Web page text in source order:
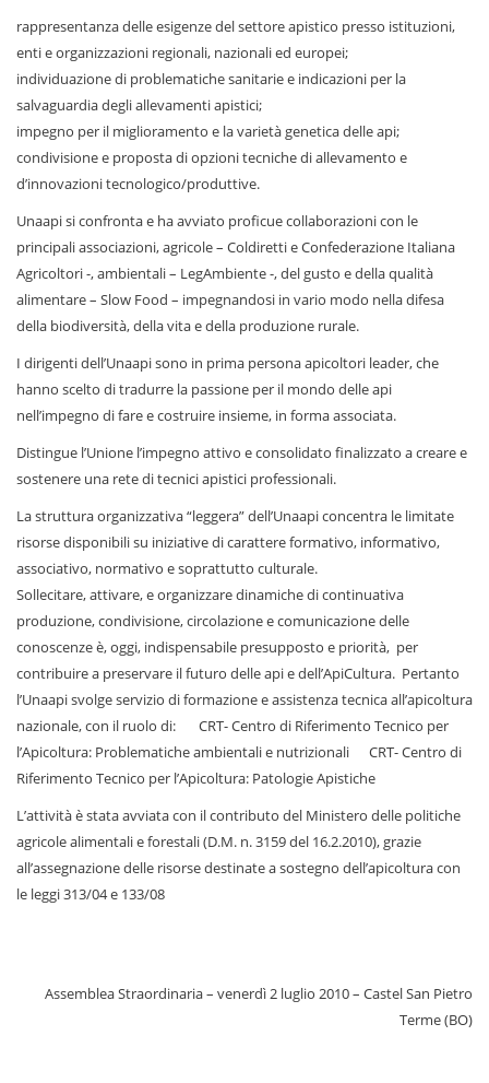
rappresentanza delle esigenze del settore apistico presso istituzioni,
enti e organizzazioni regionali, nazionali ed europei;
individuazione di problematiche sanitarie e indicazioni per la
salvaguardia degli allevamenti apistici;
impegno per il miglioramento e la varietà genetica delle api;
condivisione e proposta di opzioni tecniche di allevamento e
d’innovazioni tecnologico/produttive.
Unaapi si confronta e ha avviato proficue collaborazioni con le
principali associazioni, agricole – Coldiretti e Confederazione Italiana
Agricoltori -, ambientali – LegAmbiente -, del gusto e della qualità
alimentare – Slow Food – impegnandosi in vario modo nella difesa
della biodiversità, della vita e della produzione rurale.
I dirigenti dell’Unaapi sono in prima persona apicoltori leader, che
hanno scelto di tradurre la passione per il mondo delle api
nell’impegno di fare e costruire insieme, in forma associata.
Distingue l’Unione l’impegno attivo e consolidato finalizzato a creare e
sostenere una rete di tecnici apistici professionali.
La struttura organizzativa “leggera” dell’Unaapi concentra le limitate
risorse disponibili su iniziative di carattere formativo, informativo,
associativo, normativo e soprattutto culturale.
Sollecitare, attivare, e organizzare dinamiche di continuativa
produzione, condivisione, circolazione e comunicazione delle
conoscenze è, oggi, indispensabile presupposto e priorità, per
contribuire a preservare il futuro delle api e dell’ApiCultura. Pertanto
l’Unaapi svolge servizio di formazione e assistenza tecnica all’apicoltura
nazionale, con il ruolo di: CRT- Centro di Riferimento Tecnico per
l’Apicoltura: Problematiche ambientali e nutrizionali CRT- Centro di
Riferimento Tecnico per l’Apicoltura: Patologie Apistiche
L’attività è stata avviata con il contributo del Ministero delle politiche
agricole alimentali e forestali (D.M. n. 3159 del 16.2.2010), grazie
all’assegnazione delle risorse destinate a sostegno dell’apicoltura con
le leggi 313/04 e 133/08
Assemblea Straordinaria – venerdì 2 luglio 2010 – Castel San Pietro
Terme (BO)